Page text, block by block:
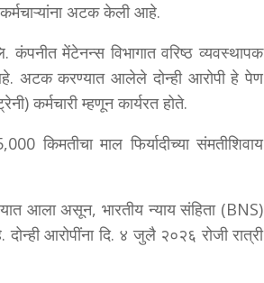
अटक केली आहे.
कंपनीत मेंटेनन्स विभागात वरिष्ठ व्यवस्थापक
अटक करण्यात आलेले दोन्ही आरोपी हे पेण
कर्मचारी म्हणून कार्यरत होते.
किमतीचा माल फिर्यादीच्या संमतीशिवाय
आला असून, भारतीय न्याय संहिता (BNS)
आरोपींना दि. ४ जुलै २०२६ रोजी रात्री